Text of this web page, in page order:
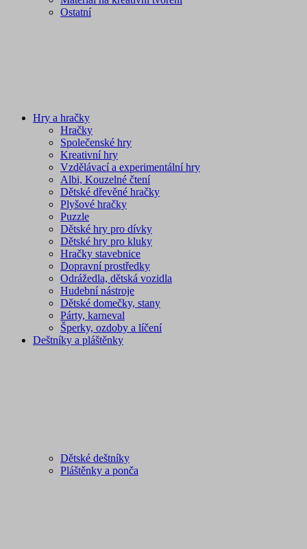
Ostatní
Hry a hračky
Hračky
Společenské hry
Kreativní hry
Vzdělávací a experimentální hry
Albi, Kouzelné čtení
Dětské dřevěné hračky
Plyšové hračky
Puzzle
Dětské hry pro dívky
Dětské hry pro kluky
Hračky stavebnice
Dopravní prostředky
Odrážedla, dětská vozidla
Hudební nástroje
Dětské domečky, stany
Párty, karneval
Šperky, ozdoby a líčení
Deštníky a pláštěnky
Dětské deštníky
Pláštěnky a ponča